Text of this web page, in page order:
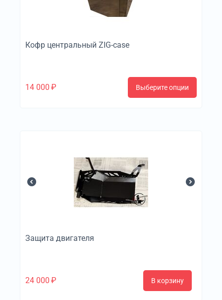
Кофр центральный ZIG-case
14 000 ₽ Выберите опции
Защита двигателя
24 000 ₽ В корзину